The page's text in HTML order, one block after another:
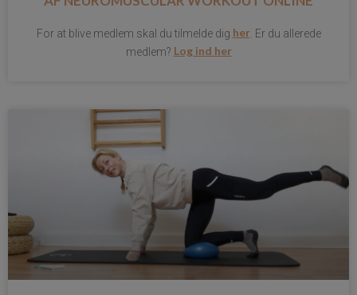
For at blive medlem skal du tilmelde dig her. Er du allerede
medlem? Log ind her